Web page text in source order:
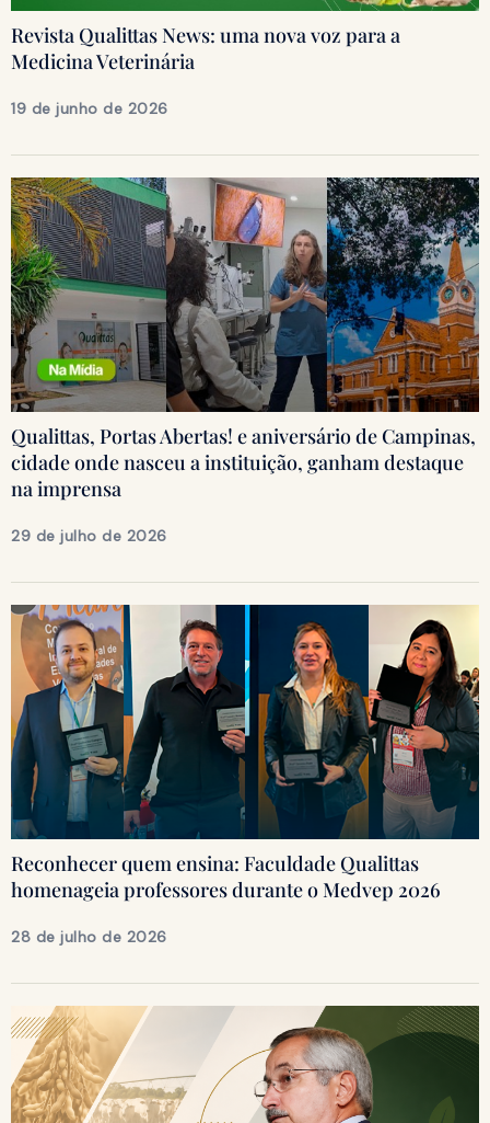
Revista Qualittas News: uma nova voz para a
Medicina Veterinária
19 de junho de 2026
Qualittas, Portas Abertas! e aniversário de Campinas,
cidade onde nasceu a instituição, ganham destaque
na imprensa
29 de julho de 2026
Reconhecer quem ensina: Faculdade Qualittas
homenageia professores durante o Medvep 2026
28 de julho de 2026